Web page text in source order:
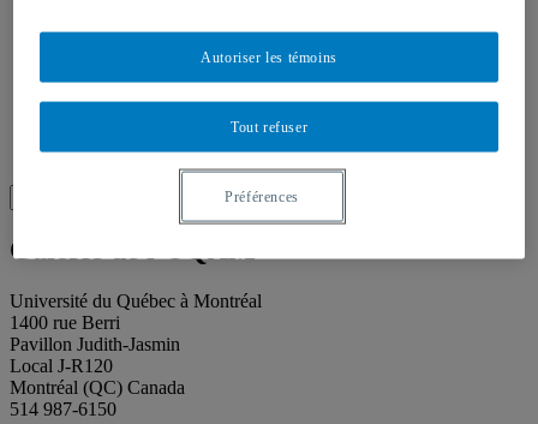
Plan des salles
Recherche placeholder
for:
Galerie de l’UQAM
Université du Québec à Montréal
1400 rue Berri
Pavillon Judith-Jasmin
Local J-R120
Montréal (QC) Canada
514 987-6150
Tout refuser
Autoriser les témoins
Préférences